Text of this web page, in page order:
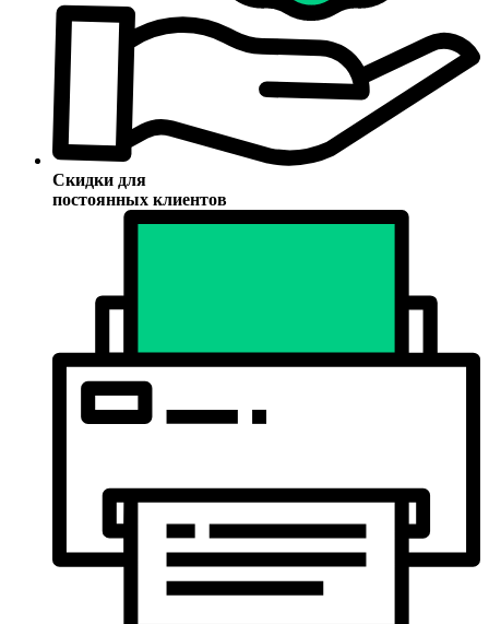
Скидки для
постоянных клиентов